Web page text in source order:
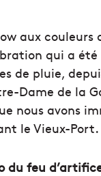
aux
qui a
de pluie,
Dame de la
nous avons
le Vieux-Port.
du feu